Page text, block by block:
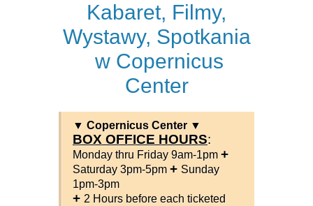
Kabaret, Filmy,
Wystawy, Spotkania
w Copernicus
Center
▼ Copernicus Center ▼
BOX OFFICE HOURS:
Monday thru Friday 9am-1pm +
Saturday 3pm-5pm + Sunday
1pm-3pm
+ 2 Hours before each ticketed